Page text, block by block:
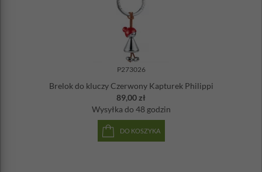
P273026
Brelok do kluczy Czerwony Kapturek Philippi
89,00 zł
Wysyłka do 48 godzin
DO KOSZYKA